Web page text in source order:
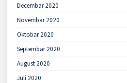
Decembar 2020
Novembar 2020
Oktobar 2020
Septembar 2020
August 2020
Juli 2020